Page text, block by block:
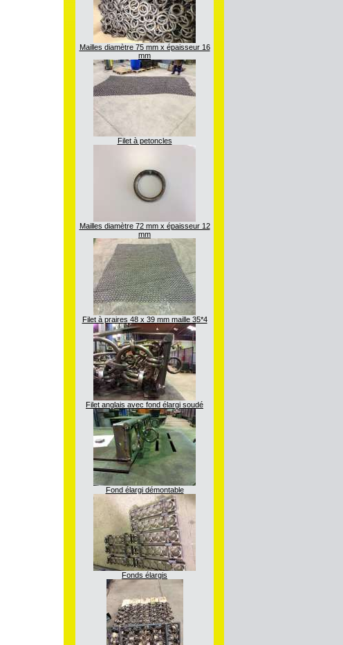
Mailles diamètre 75 mm x épaisseur 16
mm
Filet à petoncles
Mailles diamètre 72 mm x épaisseur 12
mm
Filet à praires 48 x 39 mm maille 35*4
Filet anglais avec fond élargi soudé
Fond élargi démontable
Fonds élargis